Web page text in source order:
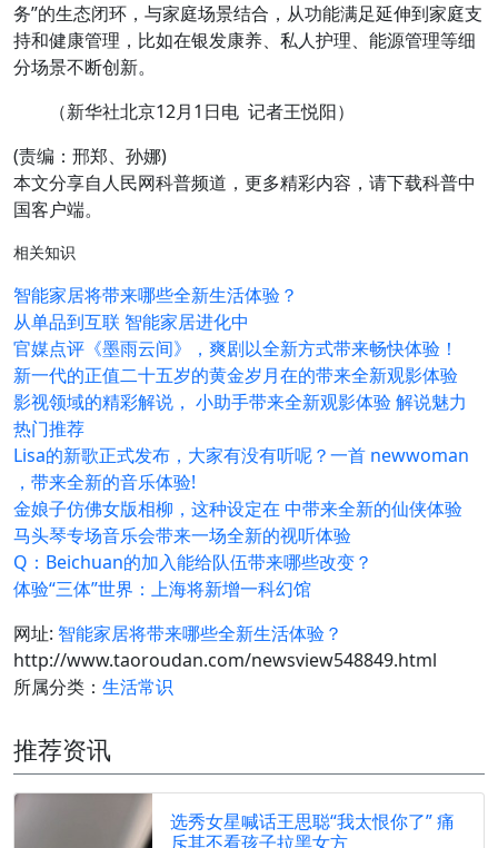
务”的生态闭环，与家庭场景结合，从功能满足延伸到家庭支
持和健康管理，比如在银发康养、私人护理、能源管理等细
分场景不断创新。
（新华社北京12月1日电 记者王悦阳）
(责编：邢郑、孙娜)
本文分享自人民网科普频道，更多精彩内容，请下载科普中
国客户端。
相关知识
智能家居将带来哪些全新生活体验？
从单品到互联 智能家居进化中
官媒点评《墨雨云间》，爽剧以全新方式带来畅快体验！
新一代的正值二十五岁的黄金岁月在的带来全新观影体验
影视领域的精彩解说， 小助手带来全新观影体验 解说魅力
热门推荐
Lisa的新歌正式发布，大家有没有听呢？一首 newwoman
，带来全新的音乐体验!
金娘子仿佛女版相柳，这种设定在 中带来全新的仙侠体验
马头琴专场音乐会带来一场全新的视听体验
Q：Beichuan的加入能给队伍带来哪些改变？
体验“三体”世界：上海将新增一科幻馆
网址: 智能家居将带来哪些全新生活体验？
http://www.taoroudan.com/newsview548849.html
所属分类： 生活常识
推荐资讯
选秀女星喊话王思聪“我太恨你了” 痛
斥其不看孩子拉黑女方